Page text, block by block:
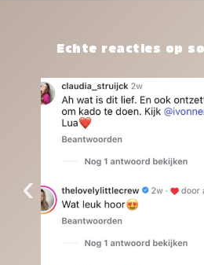
het waard.Echte reacties op
‹